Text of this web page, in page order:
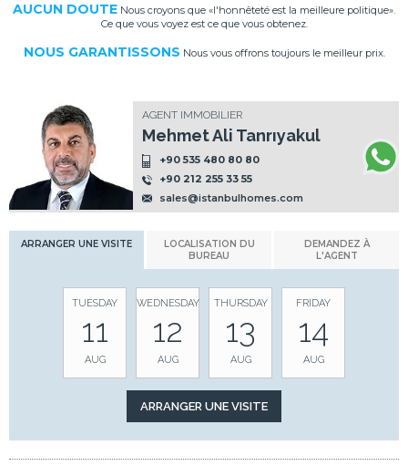
AUCUN DOUTE Nous croyons que «l'honnêteté est la meilleure politique».
Ce que vous voyez est ce que vous obtenez.
NOUS GARANTISSONS Nous vous offrons toujours le meilleur prix.
AGENT IMMOBILIER
Mehmet Ali Tanrıyakul
+90 535 480 80 80
+90 212 255 33 55
sales@istanbulhomes.com
ARRANGER UNE VISITE
LOCALISATION DU
BUREAU
DEMANDEZ À
L'AGENT
TUESDAY
11
AUG
WEDNESDAY
12
AUG
THURSDAY
13
AUG
FRIDAY
14
AUG